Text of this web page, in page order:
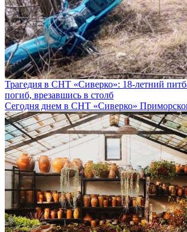
Трагедия в СНТ «Сиверко»: 18-летний
погиб, врезавшись в столб
Сегодня днем в СНТ «Сиверко»